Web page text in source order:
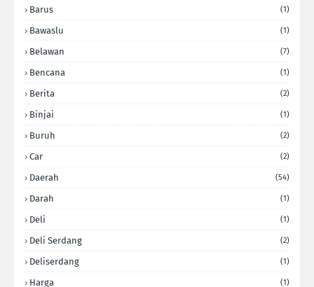
Barus (1)
Bawaslu (1)
Belawan (7)
Bencana (1)
Berita (2)
Binjai (1)
Buruh (2)
Car (2)
Daerah (54)
Darah (1)
Deli (1)
Deli Serdang (2)
Deliserdang (1)
Harga (1)